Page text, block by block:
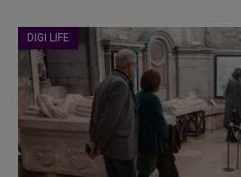
DIGI LIFE